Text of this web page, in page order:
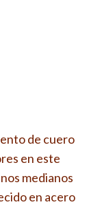
de cuero
en este
medianos
en acero